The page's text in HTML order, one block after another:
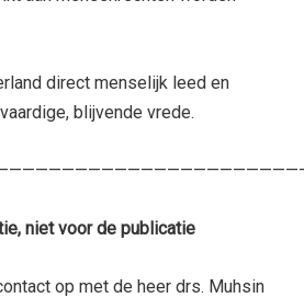
direct menselijk leed en
blijvende vrede.
niet voor de publicatie
op met de heer drs. Muhsin